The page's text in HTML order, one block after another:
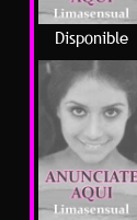
Disponible